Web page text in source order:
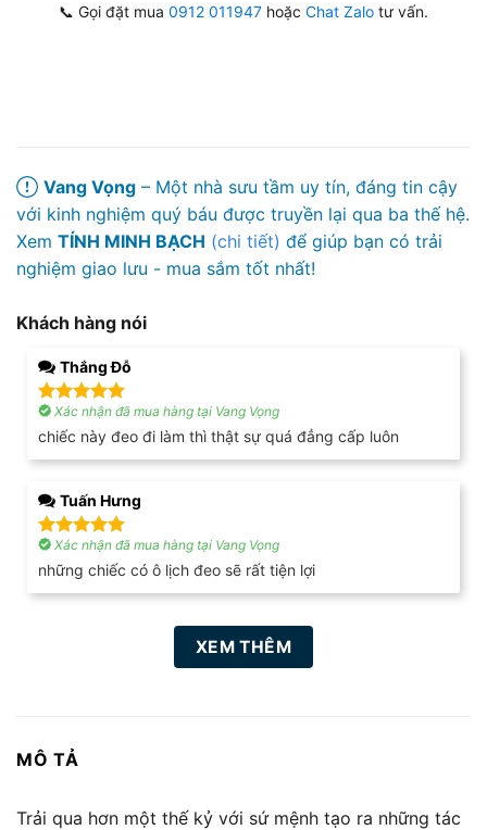
📞 Gọi đặt mua 0912 011947 hoặc Chat Zalo tư vấn.
Vang Vọng – Một nhà sưu tầm uy tín, đáng tin cậy
với kinh nghiệm quý báu được truyền lại qua ba thế hệ.
Xem TÍNH MINH BẠCH (chi tiết) để giúp bạn có trải
nghiệm giao lưu - mua sắm tốt nhất!
Khách hàng nói
Thắng Đỗ
Được xếp
hạng 55
Xác nhận đã mua hàng tại Vang Vọng
chiếc này đeo đi làm thì thật sự quá đẳng cấp luôn
Tuấn Hưng
Được xếp
hạng55
Xác nhận đã mua hàng tại Vang Vọng
những chiếc có ô lịch đeo sẽ rất tiện lợi
XEM THÊM
MÔ TẢ
Trải qua hơn một thế kỷ với sứ mệnh tạo ra những tác